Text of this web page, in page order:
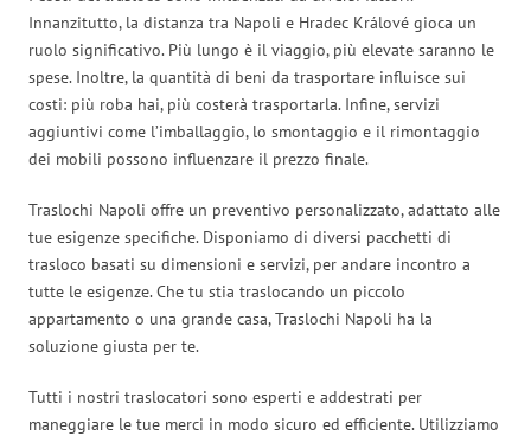
Innanzitutto, la distanza tra Napoli e Hradec Králové gioca un
ruolo significativo. Più lungo è il viaggio, più elevate saranno le
spese. Inoltre, la quantità di beni da trasportare influisce sui
costi: più roba hai, più costerà trasportarla. Infine, servizi
aggiuntivi come l’imballaggio, lo smontaggio e il rimontaggio
dei mobili possono influenzare il prezzo finale.
Traslochi Napoli offre un preventivo personalizzato, adattato alle
tue esigenze specifiche. Disponiamo di diversi pacchetti di
trasloco basati su dimensioni e servizi, per andare incontro a
tutte le esigenze. Che tu stia traslocando un piccolo
appartamento o una grande casa, Traslochi Napoli ha la
soluzione giusta per te.
Tutti i nostri traslocatori sono esperti e addestrati per
maneggiare le tue merci in modo sicuro ed efficiente. Utilizziamo